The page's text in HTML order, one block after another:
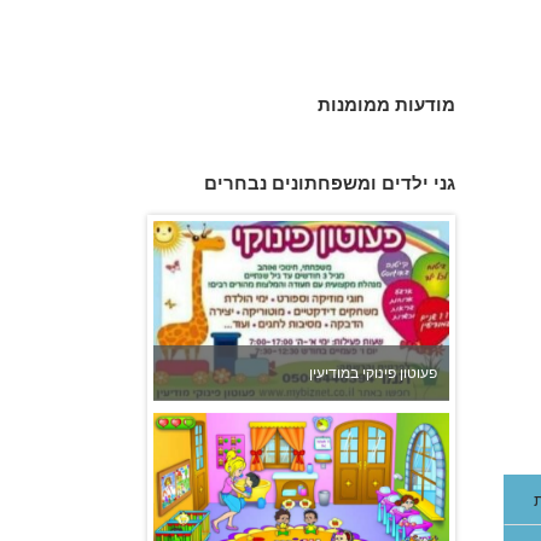
מודעות ממומנות
גני ילדים ומשפחתונים נבחרים
פעוטון פינוקי במודיעין